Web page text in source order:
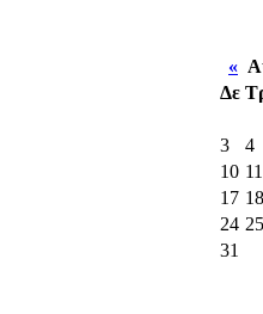
«
Δε
3
4
10 11
17 18
24 25
31